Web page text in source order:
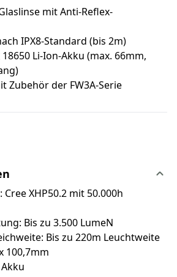
mit Anti-Reflex-
IPX8-Standard (bis 2m)
Li-Ion-Akku (max. 66mm,
der FW3A-Serie
XHP50.2 mit 50.000h
Bis zu 3.500 LumeN
Bis zu 220m Leuchtweite
100,7mm